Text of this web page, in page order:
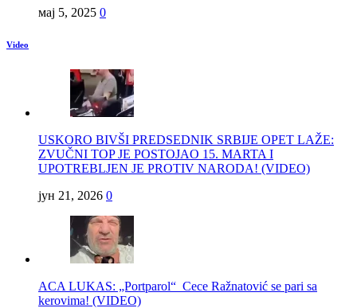
мај 5, 2025 0
Video
USKORO BIVŠI PREDSEDNIK SRBIJE OPET LAŽE:
ZVUČNI TOP JE POSTOJAO 15. MARTA I
UPOTREBLJEN JE PROTIV NARODA! (VIDEO)
јун 21, 2026 0
ACA LUKAS: „Portparol“ Cece Ražnatović se pari sa
kerovima! (VIDEO)